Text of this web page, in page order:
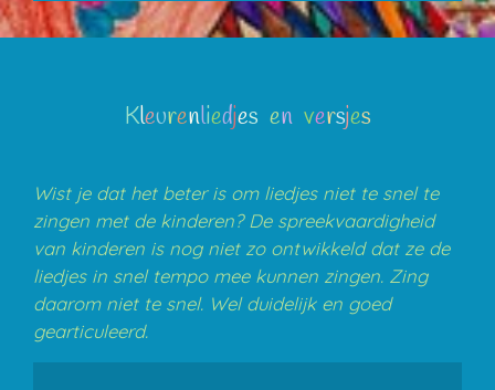
Kleurenliedjes en versjes
Wist je dat het beter is om liedjes niet te snel te
zingen met de kinderen? De spreekvaardigheid
van kinderen is nog niet zo ontwikkeld dat ze de
liedjes in snel tempo mee kunnen zingen. Zing
daarom niet te snel. Wel duidelijk en goed
gearticuleerd.